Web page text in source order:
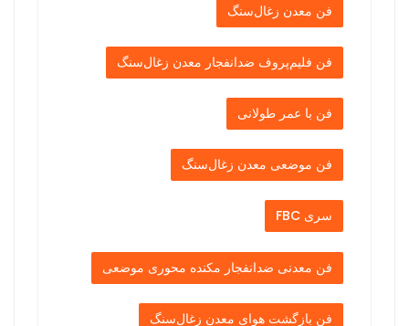
فن معدن زغال‌سنگ
فن فلیم‌پروف ضدانفجار معدن زغال‌سنگ
فن با عمر طولانی
فن موضعی معدن زغال‌سنگ
سری FBC
فن معدنی ضدانفجار مکنده محوری موضعی
فن بازگشت هوای معدن زغال‌سنگ